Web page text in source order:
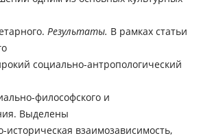
Результаты. В рамках статьи
социально-антропологический
философского и
Выделены
историческая взаимозависимость,